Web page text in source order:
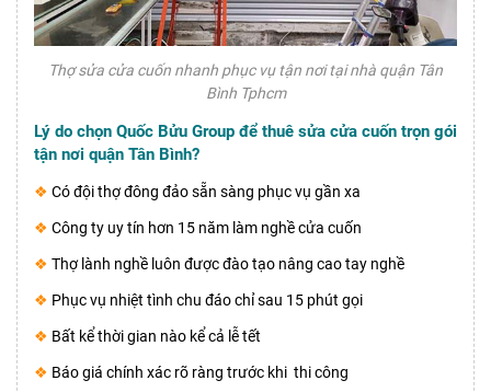
Thợ sửa cửa cuốn nhanh phục vụ tận nơi tại nhà quận Tân
Bình Tphcm
Lý do chọn Quốc Bửu Group để thuê sửa cửa cuốn trọn gói
tận nơi quận Tân Bình?
❖ Có đội thợ đông đảo sẵn sàng phục vụ gần xa
❖ Công ty uy tín hơn 15 năm làm nghề cửa cuốn
❖ Thợ lành nghề luôn được đào tạo nâng cao tay nghề
❖ Phục vụ nhiệt tình chu đáo chỉ sau 15 phút gọi
❖ Bất kể thời gian nào kể cả lễ tết
❖ Báo giá chính xác rõ ràng trước khi thi công